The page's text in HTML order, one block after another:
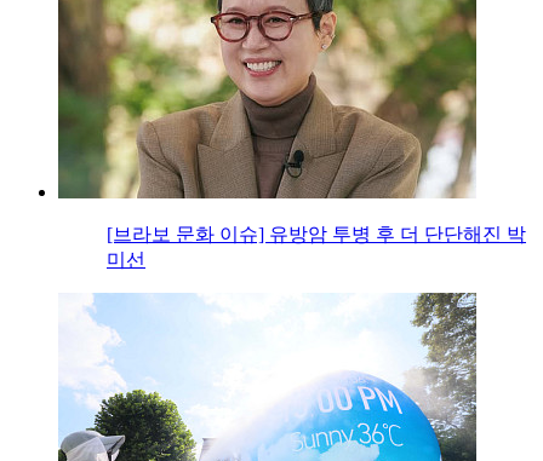
[브라보 문화 이슈] 유방암 투병 후 더 단단해진 박
미선